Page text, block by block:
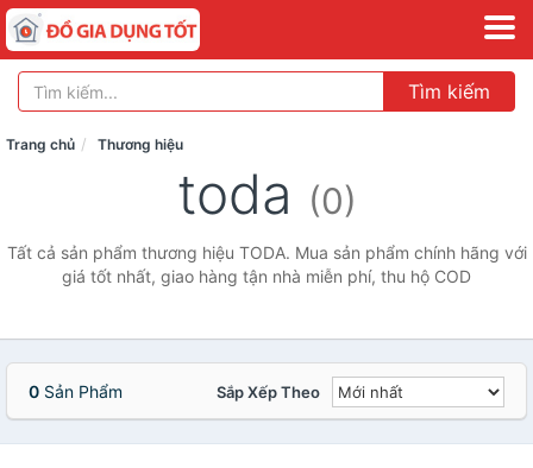
Tìm kiếm
Trang chủ Thương hiệu
toda (0)
Tất cả sản phẩm thương hiệu TODA. Mua sản phẩm chính hãng với
giá tốt nhất, giao hàng tận nhà miễn phí, thu hộ COD
0 Sản Phẩm Sắp Xếp Theo